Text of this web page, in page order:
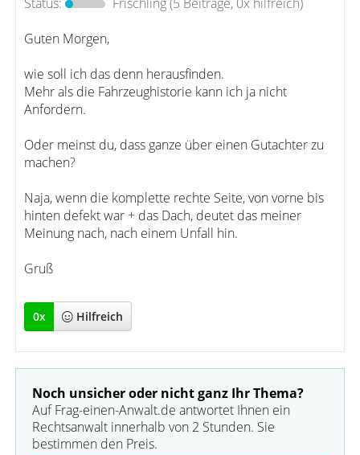
Guten Morgen,
wie soll ich das denn herausfinden.
Mehr als die Fahrzeughistorie kann ich ja nicht
Anfordern.
Oder meinst du, dass ganze über einen Gutachter zu
machen?
Naja, wenn die komplette rechte Seite, von vorne bis
hinten defekt war + das Dach, deutet das meiner
Meinung nach, nach einem Unfall hin.
Gruß
0x Hilfreich
Noch unsicher oder nicht ganz Ihr Thema?
Auf Frag-einen-Anwalt.de antwortet Ihnen ein
Rechtsanwalt innerhalb von 2 Stunden. Sie
bestimmen den Preis.